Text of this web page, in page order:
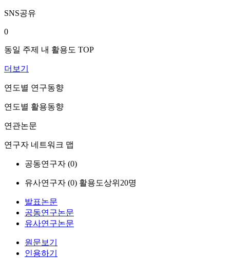
SNS공유
0
동일 주제 내 활용도 TOP
더보기
연도별 연구동향
연도별 활용동향
연관논문
연구자 네트워크 맵
공동연구자 (0)
유사연구자 (0) 활용도상위20명
발표논문
공동연구논문
유사연구논문
원문보기
인용하기